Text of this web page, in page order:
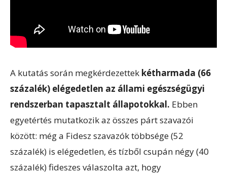
A kutatás során megkérdezettek kétharmada (66
százalék) elégedetlen az állami egészségügyi
rendszerban tapasztalt állapotokkal. Ebben
egyetértés mutatkozik az összes párt szavazói
között: még a Fidesz szavazók többsége (52
százalék) is elégedetlen, és tízből csupán négy (40
százalék) fideszes válaszolta azt, hogy